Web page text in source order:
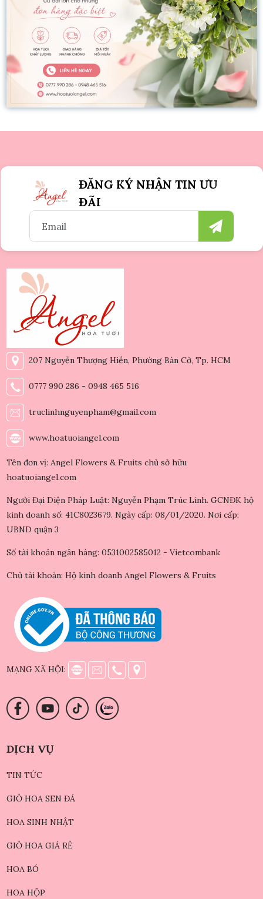
ĐĂNG KÝ NHẬN TIN ƯU
ĐÃI
207 Nguyễn Thượng Hiền, Phường Bàn Cờ, Tp. HCM
0777 990 286 - 0948 465 516
truclinhnguyenpham@gmail.com
www.hoatuoiangel.com
Tên đơn vị: Angel Flowers & Fruits chủ sở hữu
hoatuoiangel.com
Người Đại Diện Pháp Luật: Nguyễn Phạm Trúc Linh. GCNĐK hộ
kinh doanh số: 41C8023679. Ngày cấp: 08/01/2020. Nơi cấp:
UBND quận 3
Số tài khoản ngân hàng: 0531002585012 - Vietcombank
Chủ tài khoản: Hộ kinh doanh Angel Flowers & Fruits
MẠNG XÃ HỘI:
DỊCH VỤ
TIN TỨC
GIỎ HOA SEN ĐÁ
HOA SINH NHẬT
GIỎ HOA GIÁ RẺ
HOA BÓ
HOA HỘP